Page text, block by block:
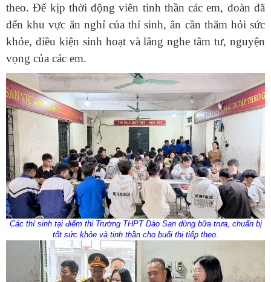
theo. Để kịp thời động viên tinh thần các em, đoàn đã
đến khu vực ăn nghỉ của thí sinh, ân cần thăm hỏi sức
khỏe, điều kiện sinh hoạt và lắng nghe tâm tư, nguyện
vọng của các em.
Các thí sinh tại điểm thi Trường THPT Dào San dùng bữa trưa, chuẩn bị
tốt sức khỏe và tinh thần cho buổi thi tiếp theo.